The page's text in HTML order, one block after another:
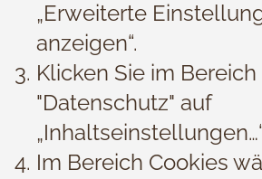
„Erweiterte
anzeigen“.
Klicken Sie im Bereich
"Datenschutz" auf
Im Bereich Cookies